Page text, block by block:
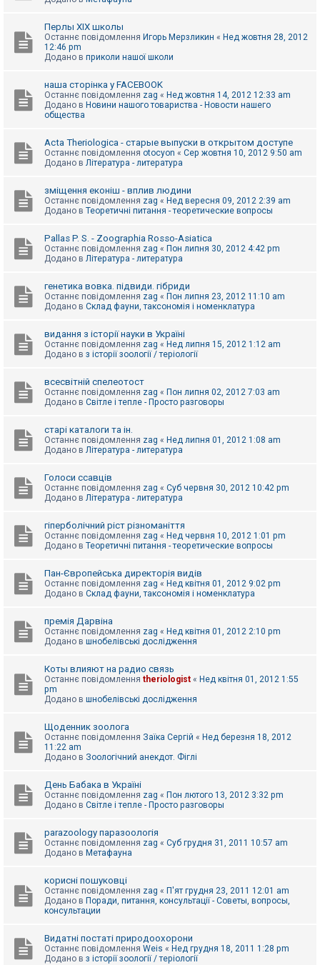
Перлы ХІХ школы
Останнє повідомлення Игорь Мерзликин « Нед жовтня 28, 2012
12:46 pm
Додано в приколи нашої школи
наша сторінка у FACEBOOK
Останнє повідомлення zag « Нед жовтня 14, 2012 12:33 am
Додано в Новини нашого товариства - Новости нашего
общества
Acta Theriologica - старые выпуски в открытом доступе
Останнє повідомлення otocyon « Сер жовтня 10, 2012 9:50 am
Додано в Література - литература
зміщення еконіш - вплив людини
Останнє повідомлення zag « Нед вересня 09, 2012 2:39 am
Додано в Теоретичні питання - теоретические вопросы
Pallas P. S. - Zoographia Rosso-Asiatica
Останнє повідомлення zag « Пон липня 30, 2012 4:42 pm
Додано в Література - литература
генетика вовка. підвиди. гібриди
Останнє повідомлення zag « Пон липня 23, 2012 11:10 am
Додано в Склад фауни, таксономія і номенклатура
видання з історії науки в Україні
Останнє повідомлення zag « Нед липня 15, 2012 1:12 am
Додано в з історії зоології / теріології
всесвітній спелеотост
Останнє повідомлення zag « Пон липня 02, 2012 7:03 am
Додано в Світле і тепле - Просто разговоры
старі каталоги та ін.
Останнє повідомлення zag « Нед липня 01, 2012 1:08 am
Додано в Література - литература
Голоси ссавців
Останнє повідомлення zag « Суб червня 30, 2012 10:42 pm
Додано в Література - литература
гіперболічний ріст різноманіття
Останнє повідомлення zag « Нед червня 10, 2012 1:01 pm
Додано в Теоретичні питання - теоретические вопросы
Пан-Європейська директорія видів
Останнє повідомлення zag « Нед квітня 01, 2012 9:02 pm
Додано в Склад фауни, таксономія і номенклатура
премія Дарвіна
Останнє повідомлення zag « Нед квітня 01, 2012 2:10 pm
Додано в шнобелівські дослідження
Коты влияют на радио связь
Останнє повідомлення theriologist « Нед квітня 01, 2012 1:55
pm
Додано в шнобелівські дослідження
Щоденник зоолога
Останнє повідомлення Заїка Сергій « Нед березня 18, 2012
11:22 am
Додано в Зоологічний анекдот. Фіглі
День Бабака в Україні
Останнє повідомлення zag « Пон лютого 13, 2012 3:32 pm
Додано в Світле і тепле - Просто разговоры
parazoology паразоологія
Останнє повідомлення zag « Суб грудня 31, 2011 10:57 am
Додано в Метафауна
корисні пошуковці
Останнє повідомлення zag « П'ят грудня 23, 2011 12:01 am
Додано в Поради, питання, консультації - Советы, вопросы,
консультации
Видатні постаті природоохорони
Останнє повідомлення Weis « Нед грудня 18, 2011 1:28 pm
Додано в з історії зоології / теріології